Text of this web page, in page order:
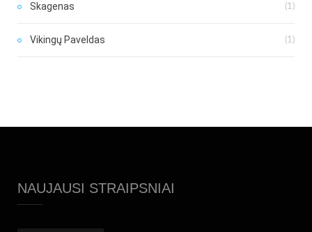
Skagenas (1)
Vikingų Paveldas (1)
NAUJAUSI STRAIPSNIAI